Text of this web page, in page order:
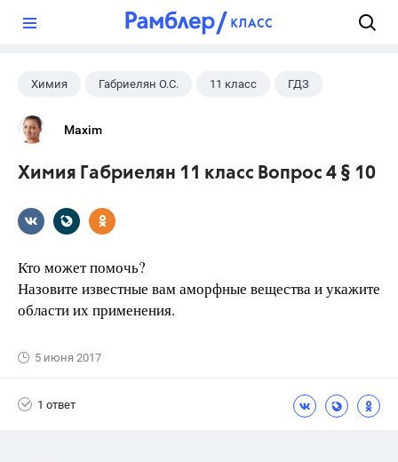
Химия Габриелян О.С. 11 класс ГДЗ
Maxim
Химия Габриелян 11 класс Вопрос 4 § 10
Кто может помочь?
Назовите известные вам аморфные вещества и укажите
области их применения.
5 июня 2017
1 ответ